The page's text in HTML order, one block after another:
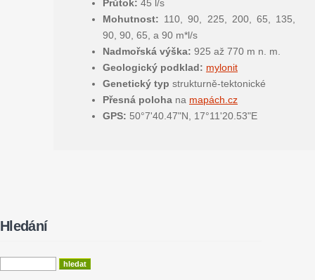
Průtok: 45 l/s
Mohutnost: 110, 90, 225, 200, 65, 135,
90, 90, 65, a 90 m*l/s
Nadmořská výška: 925 až 770 m n. m.
Geologický podklad: mylonit
Genetický typ strukturně-tektonické
Přesná poloha na mapách.cz
GPS: 50°7'40.47"N, 17°11'20.53"E
Hledání